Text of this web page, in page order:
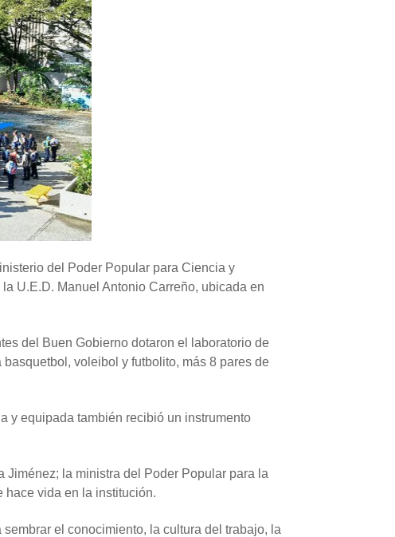
del Poder Popular para Ciencia y
U.E.D. Manuel Antonio Carreño, ubicada en
del Buen Gobierno dotaron el laboratorio de
voleibol y futbolito, más 8 pares de
y equipada también recibió un instrumento
la ministra del Poder Popular para la
hace vida en la institución.
el conocimiento, la cultura del trabajo, la